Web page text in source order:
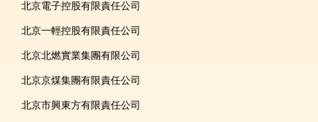
北京電子控股有限責任公司
北京一輕控股有限責任公司
北京北燃實業集團有限公司
北京京煤集團有限責任公司
北京市興東方有限責任公司